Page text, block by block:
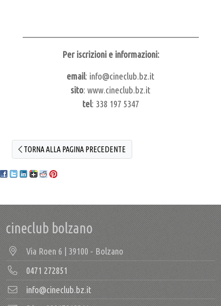
Per iscrizioni e informazioni:
email: info@cineclub.bz.it
sito: www.cineclub.bz.it
tel: 338 197 5347
TORNA ALLA PAGINA PRECEDENTE
cineclub bolzano
Via Roen 6 | 39100 - Bolzano
0471 272851
info@cineclub.bz.it